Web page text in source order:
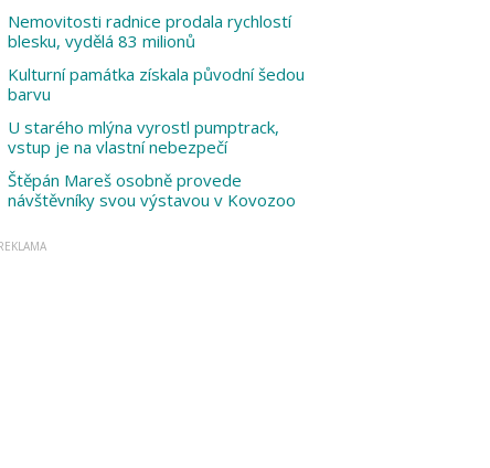
Nemovitosti radnice prodala rychlostí
blesku, vydělá 83 milionů
Kulturní památka získala původní šedou
barvu
U starého mlýna vyrostl pumptrack,
vstup je na vlastní nebezpečí
Štěpán Mareš osobně provede
návštěvníky svou výstavou v Kovozoo